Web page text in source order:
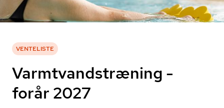
VENTELISTE
Varmtvandstræning -
forår 2027